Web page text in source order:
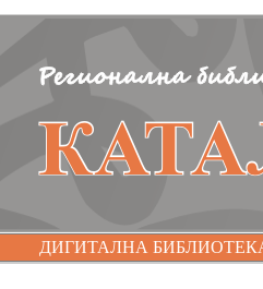
ДИГИТАЛНА